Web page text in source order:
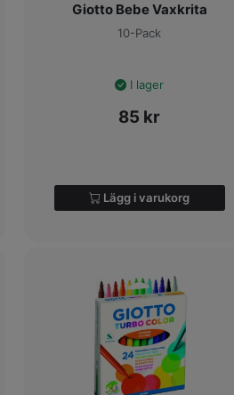
Giotto Bebe Vaxkrita
10-Pack
I lager
85 kr
Lägg i varukorg